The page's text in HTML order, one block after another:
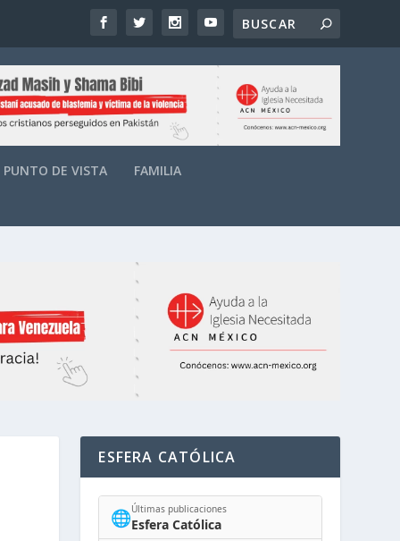
PUNTO DE VISTA FAMILIA
ESFERA CATÓLICA
🌐Últimas publicaciones
Esfera Católica